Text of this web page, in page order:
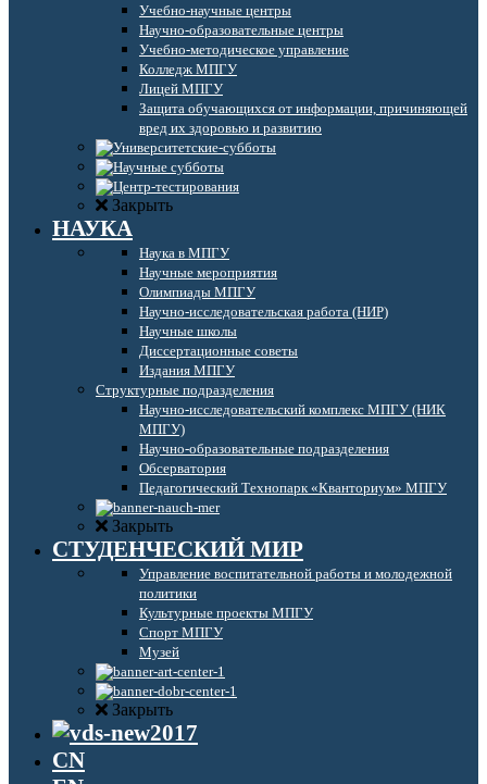
Учебно-научные центры
Научно-образовательные центры
Учебно-методическое управление
Колледж МПГУ
Лицей МПГУ
Защита обучающихся от информации, причиняющей
вред их здоровью и развитию
Закрыть
НАУКА
Наука в МПГУ
Научные мероприятия
Олимпиады МПГУ
Научно-исследовательская работа (НИР)
Научные школы
Диссертационные советы
Издания МПГУ
Структурные подразделения
Научно-исследовательский комплекс МПГУ (НИК
МПГУ)
Научно-образовательные подразделения
Обсерватория
Педагогический Технопарк «Кванториум» МПГУ
Закрыть
СТУДЕНЧЕСКИЙ МИР
Управление воспитательной работы и молодежной
политики
Культурные проекты МПГУ
Спорт МПГУ
Музей
Закрыть
CN